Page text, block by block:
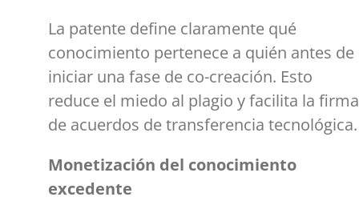
La patente define claramente qué
conocimiento pertenece a quién antes de
iniciar una fase de co-creación. Esto
reduce el miedo al plagio y facilita la firma
de acuerdos de transferencia tecnológica.
Monetización del conocimiento
excedente